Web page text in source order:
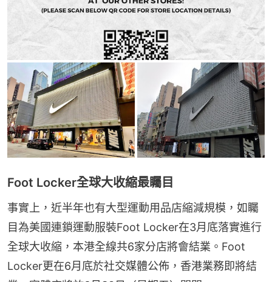
Foot Locker全球大收縮最矚目
事實上，近半年也有大型運動用品店縮減規模，如矚
目為美國連鎖運動服裝Foot Locker在3月底落實進行
全球大收縮，本港全線共6家分店將會結業。Foot
Locker更在6月底於社交媒體公佈，香港業務即將結